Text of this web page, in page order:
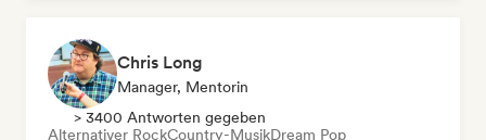
Chris Long
Manager, Mentorin
> 3400 Antworten gegeben
Alternativer RockCountry-MusikDream Pop